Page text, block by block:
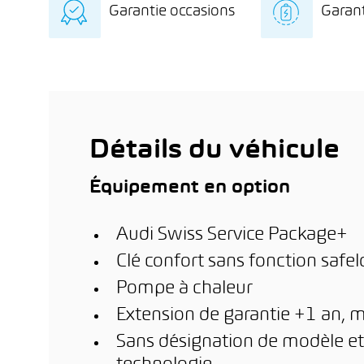
indépendant avec
Garantie occasions
Détails du véhicule
Équipement en option
Audi Swiss Service Package+
Clé confort sans fonction
Pompe à chaleur
Extension de garantie +1 an,
Sans désignation de modèle